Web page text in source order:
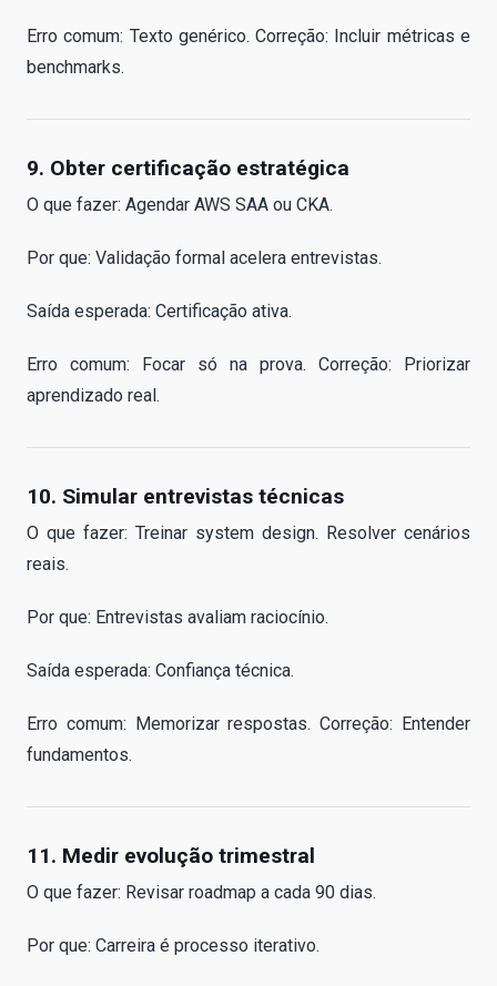
Erro comum: Texto genérico. Correção: Incluir métricas e
benchmarks.
9. Obter certificação estratégica
O que fazer: Agendar AWS SAA ou CKA.
Por que: Validação formal acelera entrevistas.
Saída esperada: Certificação ativa.
Erro comum: Focar só na prova. Correção: Priorizar
aprendizado real.
10. Simular entrevistas técnicas
O que fazer: Treinar system design. Resolver cenários
reais.
Por que: Entrevistas avaliam raciocínio.
Saída esperada: Confiança técnica.
Erro comum: Memorizar respostas. Correção: Entender
fundamentos.
11. Medir evolução trimestral
O que fazer: Revisar roadmap a cada 90 dias.
Por que: Carreira é processo iterativo.